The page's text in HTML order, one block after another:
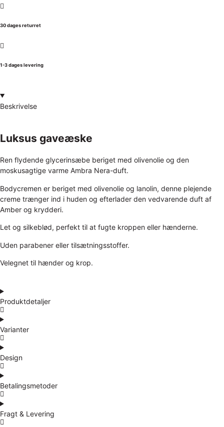
30 dages returret
1-3 dages levering
Beskrivelse
Luksus gaveæske
Ren flydende glycerinsæbe beriget med olivenolie og den
moskusagtige varme Ambra Nera-duft.
Bodycremen er beriget med olivenolie og lanolin, denne plejende
creme trænger ind i huden og efterlader den vedvarende duft af
Amber og krydderi.
Let og silkeblød, perfekt til at fugte kroppen eller hænderne.
Uden parabener eller tilsætningsstoffer.
Velegnet til hænder og krop.
Produktdetaljer
Varianter
Design
Betalingsmetoder
Fragt & Levering